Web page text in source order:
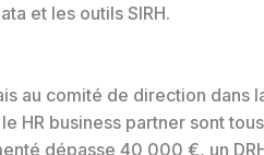
et les outils SIRH.
au comité de direction
business partner sont
dépasse 40 000 €, un